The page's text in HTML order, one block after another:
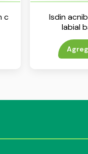
c
Isdin
labial